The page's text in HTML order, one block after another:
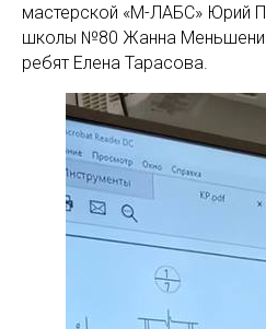
мастерской «М-ЛАБС» Юрий
школы №80 Жанна
ребят Елена Тарасова.